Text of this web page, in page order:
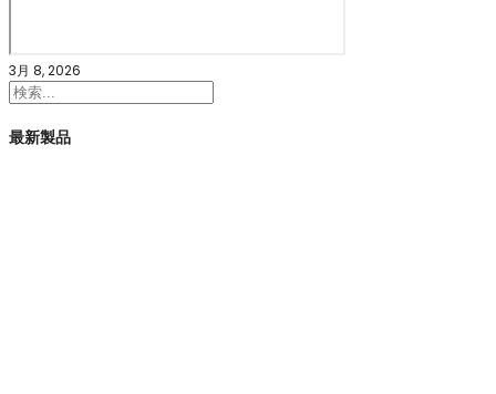
3月 8, 2026
検
索
最新製品